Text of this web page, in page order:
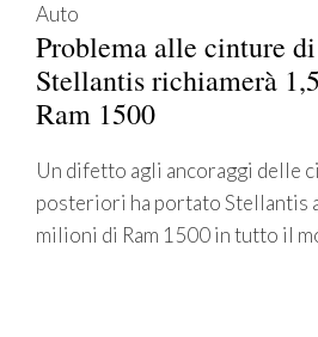
Auto
Problema alle cinture
Stellantis richiamerà
Ram 1500
Un difetto agli ancoraggi delle
posteriori ha portato Stellantis
milioni di Ram 1500 in tutto il